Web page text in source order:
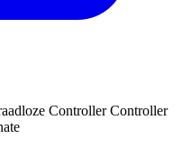
Controller Controller